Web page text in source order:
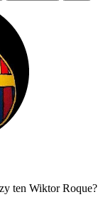
ten Wiktor Roque?